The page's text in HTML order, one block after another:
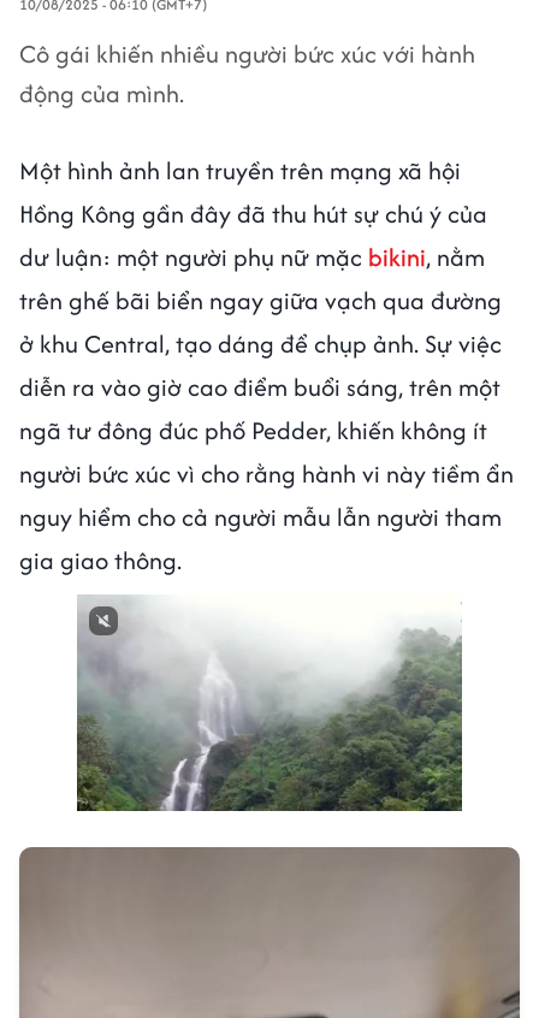
10/08/2025 - 06:10 (GMT+7)
Cô gái khiến nhiều người bức xúc với hành
động của mình.
Một hình ảnh lan truyền trên mạng xã hội
Hồng Kông gần đây đã thu hút sự chú ý của
dư luận: một người phụ nữ mặc bikini, nằm
trên ghế bãi biển ngay giữa vạch qua đường
ở khu Central, tạo dáng để chụp ảnh. Sự việc
diễn ra vào giờ cao điểm buổi sáng, trên một
ngã tư đông đúc phố Pedder, khiến không ít
người bức xúc vì cho rằng hành vi này tiềm ẩn
nguy hiểm cho cả người mẫu lẫn người tham
gia giao thông.
Next video in 1 Cancel